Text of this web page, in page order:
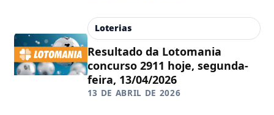
Loterias
Resultado da Lotomania
concurso 2911 hoje, segunda-
feira, 13/04/2026
13 DE ABRIL DE 2026